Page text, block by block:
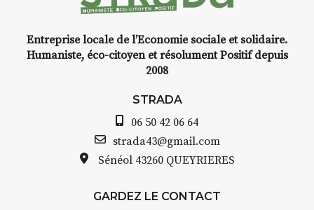
INTERVIEW
avez ouvert une galerie à
Auzon…
Bernard TURLE Le Fumoir n’est
pas une galerie permanente.
AuzonToujours organise
Entreprise locale de l’Economie sociale et solidaire.
Humaniste, éco-citoyen et résolument Positif depuis
2008
STRADA
06 50 42 06 64
strada43@gmail.com
Sénéol 43260 QUEYRIERES
GARDEZ LE CONTACT